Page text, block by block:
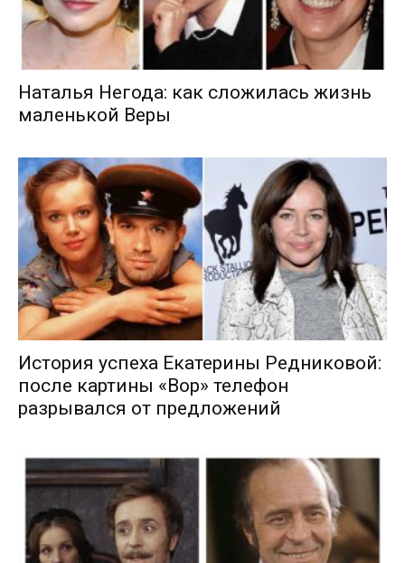
Наталья Негода: как сложилась жизнь
маленькой Веры
История успеха Екатерины Редниковой:
после картины «Вор» телефон
разрывался от предложений